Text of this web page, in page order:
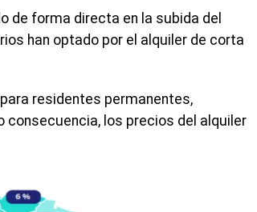
de forma directa en la subida del
han optado por el alquiler de corta
residentes permanentes,
los precios del alquiler